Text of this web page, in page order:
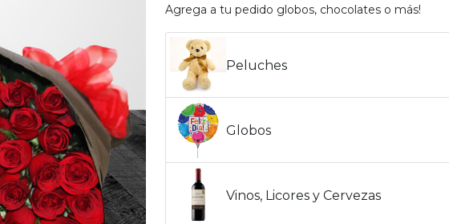
Agrega a tu pedido globos, chocolates o más!
Peluches
Globos
Vinos, Licores y Cervezas